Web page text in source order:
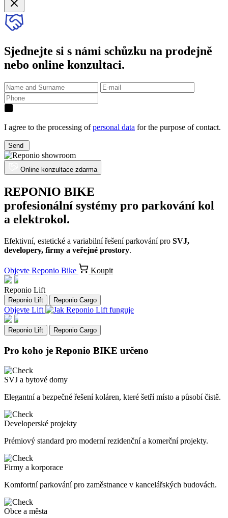
Sjednejte si s námi schůzku na prodejně
nebo online konzultaci.
I agree to the processing ofpersonal data for the purpose of contact.
Send
Online konzultace zdarma
REPONIO BIKE
profesionální systémy pro parkování kol
a elektrokol.
Efektivní, estetické a variabilní řešení parkování pro SVJ,
developery, firmy a veřejné prostory.
Objevte Reponio Bike Koupit
Reponio Lift
Reponio Lift Reponio Cargo
Objevte Lift
Reponio Lift Reponio Cargo
Pro koho je Reponio BIKE určeno
SVJ a bytové domy
Elegantní a bezpečné řešení koláren, které šetří místo a působí čistě.
Developerské projekty
Prémiový standard pro moderní rezidenční a komerční projekty.
Firmy a korporace
Komfortní parkování pro zaměstnance v kancelářských budovách.
Obce a města